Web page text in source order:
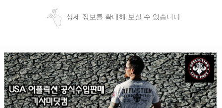
상세 정보를 확대해 보실 수 있습니다